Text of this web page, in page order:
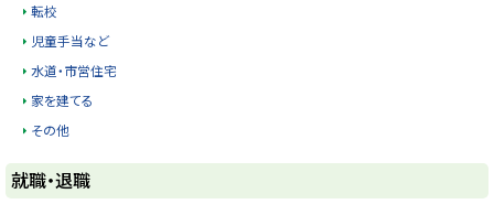
転校
児童手当など
水道・市営住宅
家を建てる
その他
ト
ッ
就職・退職